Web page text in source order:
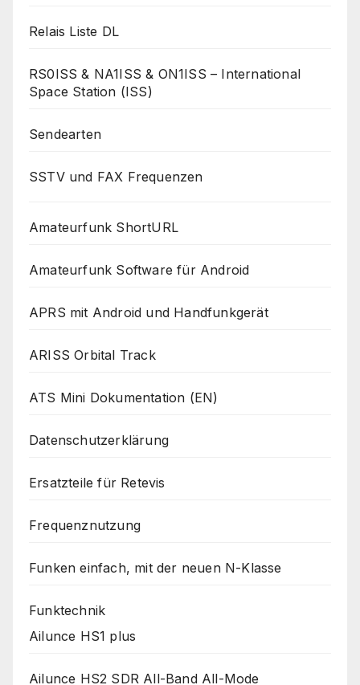
Relais Liste DL
RS0ISS & NA1ISS & ON1ISS – International
Space Station (ISS)
Sendearten
SSTV und FAX Frequenzen
Amateurfunk ShortURL
Amateurfunk Software für Android
APRS mit Android und Handfunkgerät
ARISS Orbital Track
ATS Mini Dokumentation (EN)
Datenschutzerklärung
Ersatzteile für Retevis
Frequenznutzung
Funken einfach, mit der neuen N-Klasse
Funktechnik
Ailunce HS1 plus
Ailunce HS2 SDR All-Band All-Mode